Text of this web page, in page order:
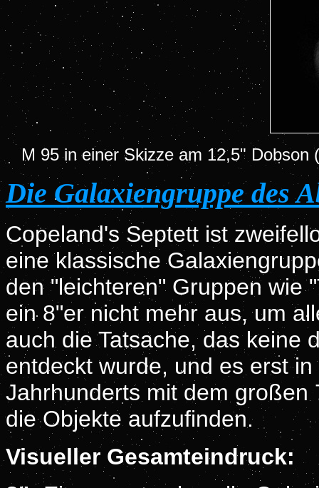
M 95 in einer Skizze am 12,5"
Die Galaxiengruppe des
Copeland's Septett ist
eine klassische
den "leichteren" Gruppen wie
ein 8"er nicht mehr aus, um
auch die Tatsache, das keine
entdeckt wurde, und es erst
Jahrhunderts mit dem
die Objekte aufzufinden.
Visueller Gesamteindruck: